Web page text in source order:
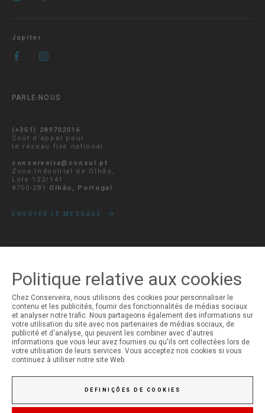
Jupiter
PARLE-NOUS
(+351) 289702016
Coût d'appel pour
le réseau fixe national
conserveira@consul.pt
Zona Industrial de Olhão,
Lote 122/141
8700-281 Olhão, Portugal
ENVOYER LE MESSAGE
MON COMPTE
Ouverture de Session
Inscription
Politique relative aux cookies
Chez Conserveira, nous utilisons des cookies pour personnaliser le
contenu et les publicités, fournir des fonctionnalités de médias sociaux
et analyser notre trafic. Nous partageons également des informations sur
votre utilisation du site avec nos partenaires de médias sociaux, de
publicité et d'analyse, qui peuvent les combiner avec d'autres
informations que vous leur avez fournies ou qu'ils ont collectées lors de
votre utilisation de leurs services. Vous acceptez nos cookies si vous
continuez à utiliser notre site Web.
DEFINIÇÕES DE COOKIES